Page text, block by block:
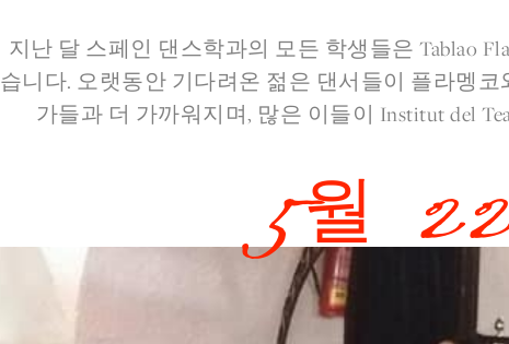
지난 달 스페인 댄스학과의 모든 학생들은 Tablao
습니다. 오랫동안 기다려온 젊은 댄서들이 플라멩
가들과 더 가까워지며, 많은 이들이 Institut del
5월 22